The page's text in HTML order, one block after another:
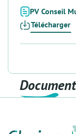
PV Conseil
Télécharger